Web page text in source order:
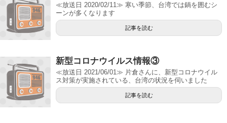
≪放送日 2020/02/11≫ 寒い季節、台湾では鍋を囲むシ
ーンが多くなります
記事を読む
新型コロナウイルス情報③
≪放送日 2021/06/01≫ 片倉さんに、新型コロナウイル
ス対策が実施されている、台湾の状況を伺いました
記事を読む